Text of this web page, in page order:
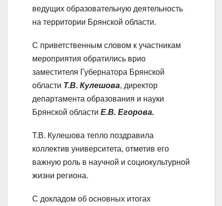
ведущих образовательную деятельность
на территории Брянской области.
С приветственным словом к участникам
мероприятия обратились врио
заместителя Губернатора Брянской
области Т.В. Кулешова, директор
департамента образования и науки
Брянской области Е.В. Егорова.
Т.В. Кулешова тепло поздравила
коллектив университета, отметив его
важную роль в научной и социокультурной
жизни региона.
С докладом об основных итогах